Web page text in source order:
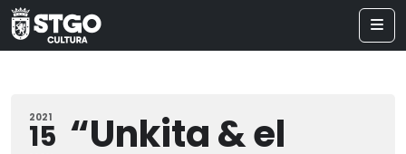
2021
15 “Unkita & el